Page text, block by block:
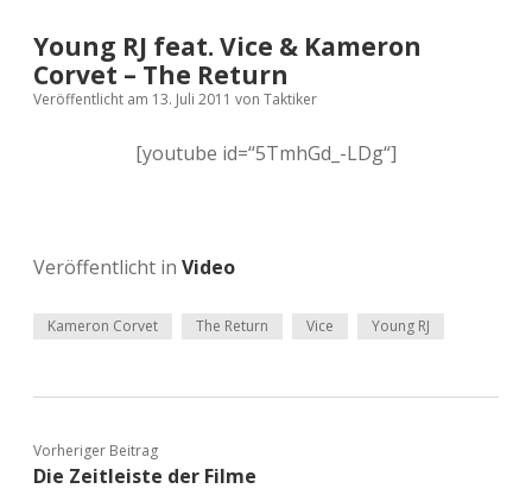
Young RJ feat. Vice & Kameron
Corvet – The Return
Veröffentlicht am 13. Juli 2011 von Taktiker
[youtube id=“5TmhGd_-LDg“]
Veröffentlicht in Video
Kameron Corvet The Return Vice Young RJ
Vorheriger Beitrag
Die Zeitleiste der Filme